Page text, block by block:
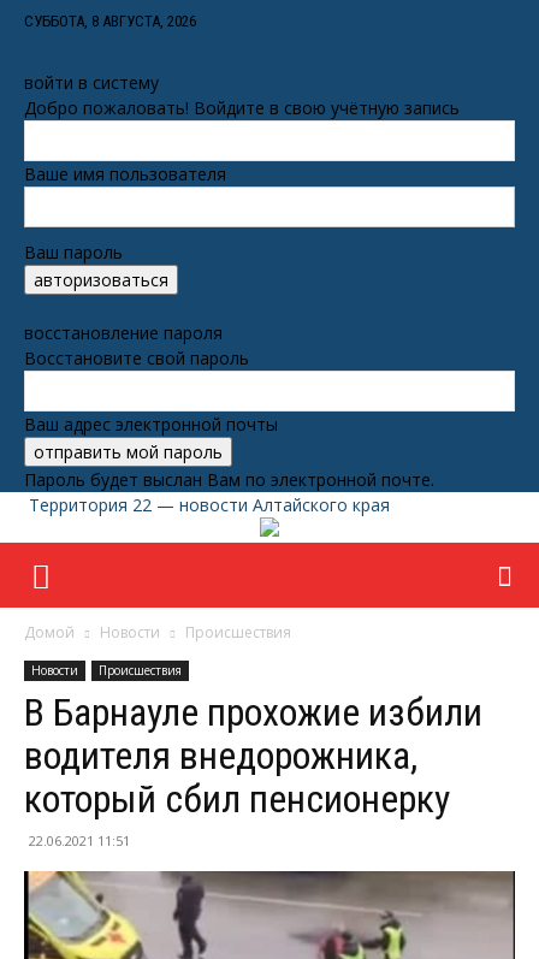
СУББОТА, 8 АВГУСТА, 2026
войти в систему
Добро пожаловать! Войдите в свою учётную запись
Ваше имя пользователя
Ваш пароль
восстановление пароля
Восстановите свой пароль
Ваш адрес электронной почты
Пароль будет выслан Вам по электронной почте.
Территория 22 — новости Алтайского края
Домой Новости Происшествия
Новости Происшествия
В Барнауле прохожие избили
водителя внедорожника,
который сбил пенсионерку
22.06.2021 11:51